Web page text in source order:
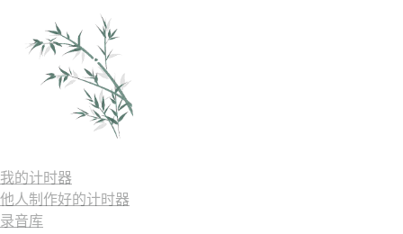
我的计时器
他人制作好的计时器
录音库